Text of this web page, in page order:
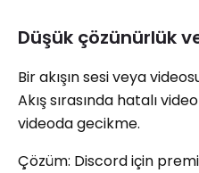
Düşük çözünürlük
Bir akışın sesi veya
Akış sırasında hatalı
videoda gecikme.
Çözüm: Discord için